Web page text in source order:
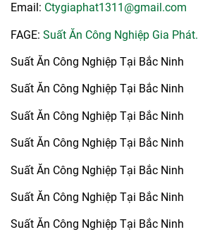
Email: Ctygiaphat1311@gmail.com
FAGE: Suất Ăn Công Nghiệp Gia Phát.
Suất Ăn Công Nghiệp Tại Bắc Ninh
Suất Ăn Công Nghiệp Tại Bắc Ninh
Suất Ăn Công Nghiệp Tại Bắc Ninh
Suất Ăn Công Nghiệp Tại Bắc Ninh
Suất Ăn Công Nghiệp Tại Bắc Ninh
Suất Ăn Công Nghiệp Tại Bắc Ninh
Suất Ăn Công Nghiệp Tại Bắc Ninh